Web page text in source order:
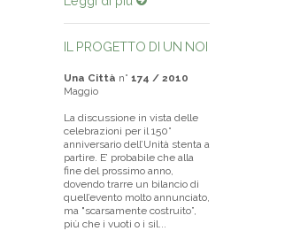
IL PROGETTO DI UN NOI
Una Città n° 174 / 2010
Maggio
La discussione in vista delle
celebrazioni per il 150°
anniversario dell’Unità stenta a
partire. E’ probabile che alla
fine del prossimo anno,
dovendo trarre un bilancio di
quell’evento molto annunciato,
ma "scarsamente costruito”,
più che i vuoti o i sil...